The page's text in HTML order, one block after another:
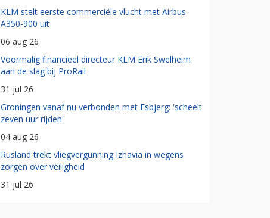
KLM stelt eerste commerciële vlucht met Airbus
A350-900 uit
06 aug 26
Voormalig financieel directeur KLM Erik Swelheim
aan de slag bij ProRail
31 jul 26
Groningen vanaf nu verbonden met Esbjerg: 'scheelt
zeven uur rijden'
04 aug 26
Rusland trekt vliegvergunning Izhavia in wegens
zorgen over veiligheid
31 jul 26